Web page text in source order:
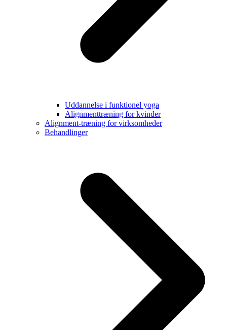
Uddannelse i funktionel yoga
Alignmenttræning for kvinder
Alignment-træning for virksomheder
Behandlinger